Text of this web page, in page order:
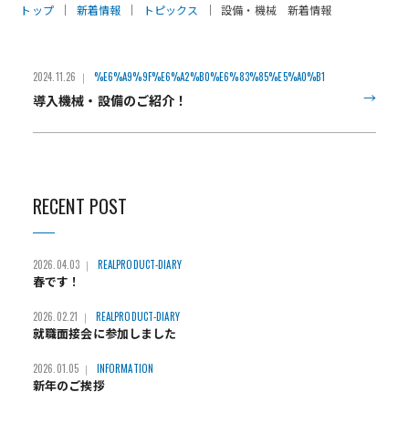
トップ｜ 新着情報 ｜ トピックス ｜設備・機械 新着情報
2024.11.26 %E6%A9%9F%E6%A2%B0%E6%83%85%E5%A0%B1
導入機械・設備のご紹介！
RECENT POST
2026.04.03 REALPRODUCT-DIARY
春です！
2026.02.21 REALPRODUCT-DIARY
就職面接会に参加しました
2026.01.05 INFORMATION
新年のご挨拶